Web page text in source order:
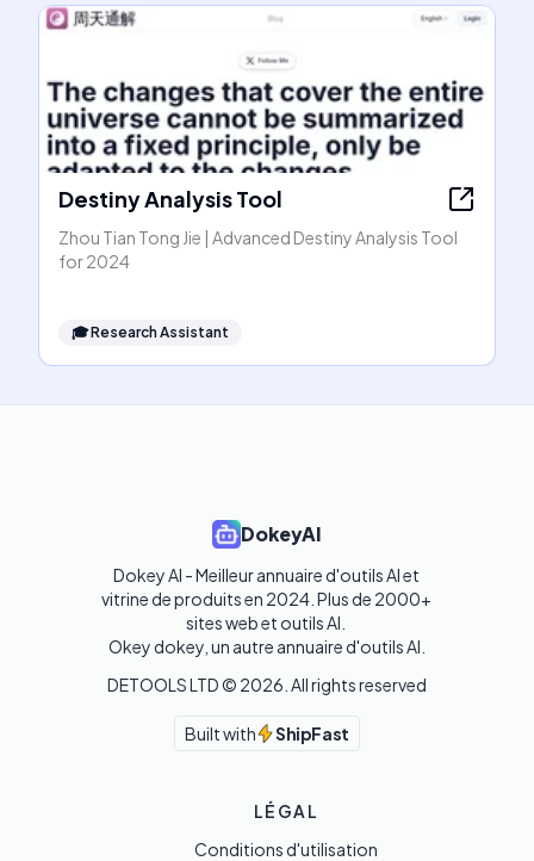
Destiny Analysis Tool
Zhou Tian Tong Jie | Advanced Destiny Analysis Tool
for 2024
🎓Research Assistant
DokeyAI
Dokey AI - Meilleur annuaire d'outils AI et
vitrine de produits en 2024. Plus de 2000+
sites web et outils AI.
Okey dokey, un autre annuaire d'outils AI.
DETOOLS LTD © 2026 . All rights reserved
Built with ShipFast
LÉGAL
Conditions d'utilisation